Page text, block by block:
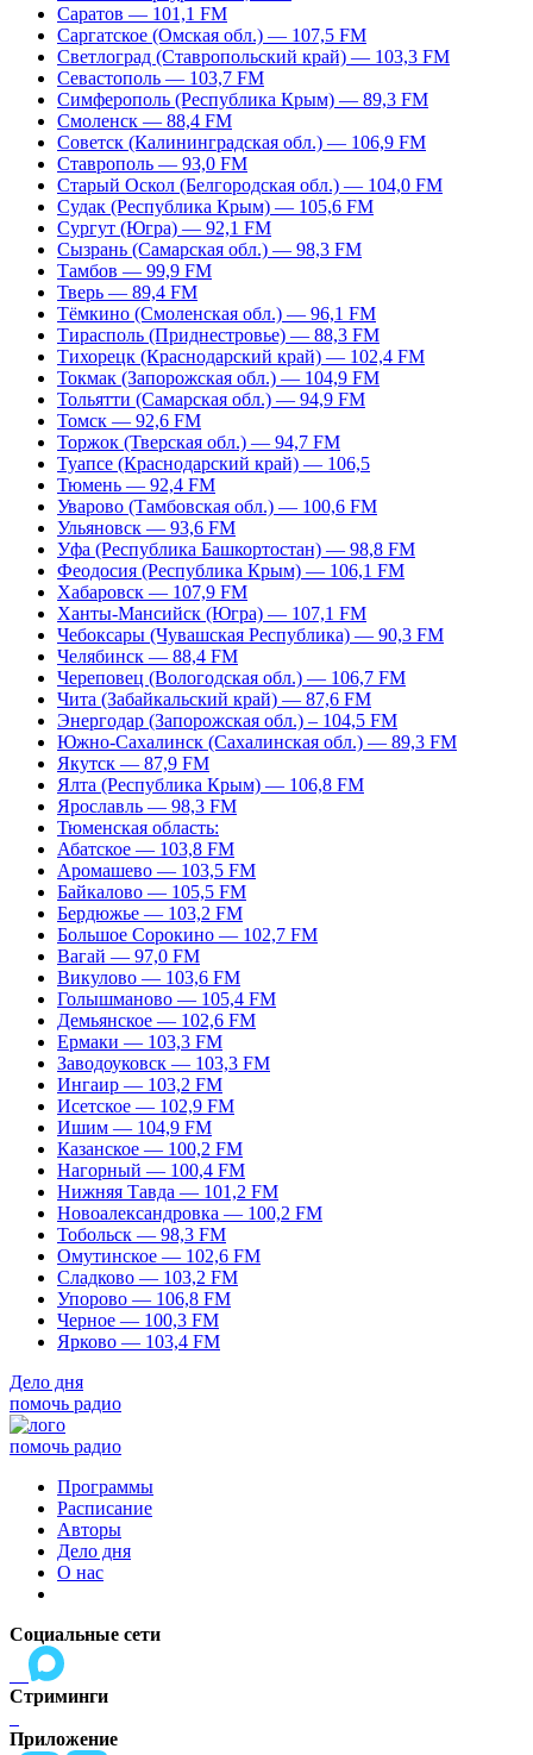
Саратов — 101,1 FM
Саргатское (Омская обл.) — 107,5 FM
Светлоград (Ставропольский край) — 103,3 FM
Севастополь — 103,7 FM
Симферополь (Республика Крым) — 89,3 FM
Смоленск — 88,4 FM
Советск (Калининградская обл.) — 106,9 FM
Ставрополь — 93,0 FM
Старый Оскол (Белгородская обл.) — 104,0 FM
Судак (Республика Крым) — 105,6 FM
Сургут (Югра) — 92,1 FM
Сызрань (Самарская обл.) — 98,3 FM
Тамбов — 99,9 FM
Тверь — 89,4 FM
Тёмкино (Смоленская обл.) — 96,1 FM
Тирасполь (Приднестровье) — 88,3 FM
Тихорецк (Краснодарский край) — 102,4 FM
Токмак (Запорожская обл.) — 104,9 FM
Тольятти (Самарская обл.) — 94,9 FM
Томск — 92,6 FM
Торжок (Тверская обл.) — 94,7 FM
Туапсе (Краснодарский край) — 106,5
Тюмень — 92,4 FM
Уварово (Тамбовская обл.) — 100,6 FM
Ульяновск — 93,6 FM
Уфа (Республика Башкортостан) — 98,8 FM
Феодосия (Республика Крым) — 106,1 FM
Хабаровск — 107,9 FM
Ханты-Мансийск (Югра) — 107,1 FM
Чебоксары (Чувашская Республика) — 90,3 FM
Челябинск — 88,4 FM
Череповец (Вологодская обл.) — 106,7 FM
Чита (Забайкальский край) — 87,6 FM
Энергодар (Запорожская обл.) – 104,5 FM
Южно-Сахалинск (Сахалинская обл.) — 89,3 FM
Якутск — 87,9 FM
Ялта (Республика Крым) — 106,8 FM
Ярославль — 98,3 FM
Тюменская область:
Абатское — 103,8 FM
Аромашево — 103,5 FM
Байкалово — 105,5 FM
Бердюжье — 103,2 FM
Большое Сорокино — 102,7 FM
Вагай — 97,0 FM
Викулово — 103,6 FM
Голышманово — 105,4 FM
Демьянское — 102,6 FM
Ермаки — 103,3 FM
Заводоуковск — 103,3 FM
Ингаир — 103,2 FM
Исетское — 102,9 FM
Ишим — 104,9 FM
Казанское — 100,2 FM
Нагорный — 100,4 FM
Нижняя Тавда — 101,2 FM
Новоалександровка — 100,2 FM
Тобольск — 98,3 FM
Омутинское — 102,6 FM
Сладково — 103,2 FM
Упорово — 106,8 FM
Черное — 100,3 FM
Ярково — 103,4 FM
Дело дня
помочь радио
помочь радио
Программы
Расписание
Авторы
Дело дня
О нас
Социальные сети
Стриминги
Приложение